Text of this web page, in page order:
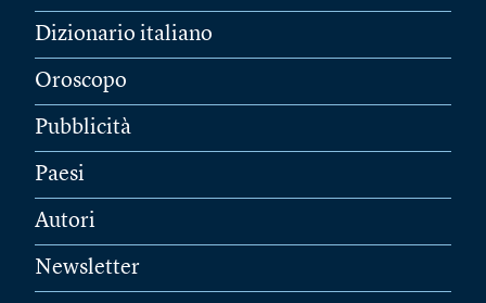
Dizionario italiano
Oroscopo
Pubblicità
Paesi
Autori
Newsletter